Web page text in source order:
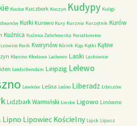
Kucice Kuczbork Kuczyn Kudypy Kuligi
Kurki Kurowo Kury Kurznia Kurzętnik Kurów
Kuźnica Kuźnica Żelichowska Kwiatkowice
Kwik Kwirynów Kórnik Kąp Kątki Kątne
Kłanino Kłodawa Lachowo Laski Laskowice
Leidschendam Leipzig Lelewo
Lewków Leśna Leśno Liberadz Libiszów
Lidzbark Warmiński Lieske Ligowo Linówno
Lipno Lipowiec Kościelny Lipsk Lipusz